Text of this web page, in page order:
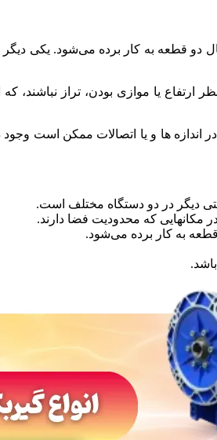
دو قطعه به کار برده می‌شود. یکی
ارتفاع یا موازی بودن، تراز
ها و یا اتصالات ممکن است
دیگر در دو دستگاه مختلف است.
در مکانهایی که محدودیت فضا دارند.
به کار برده می‌شود.